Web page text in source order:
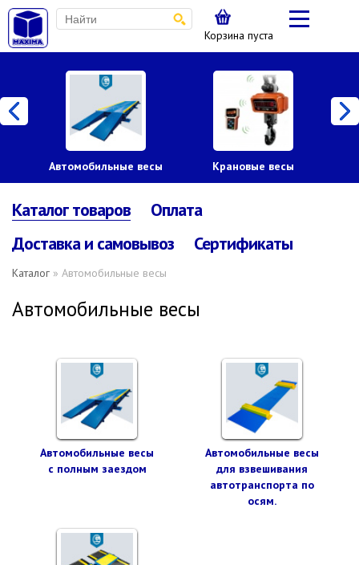
Корзина пуста
Автомобильные весы Крановые весы
Каталог товаров
Оплата
Доставка и самовывоз
Сертификаты
Каталог » Автомобильные весы
Автомобильные весы
Автомобильные весы
с полным заездом
Автомобильные весы
для взвешивания
автотранспорта по
осям.